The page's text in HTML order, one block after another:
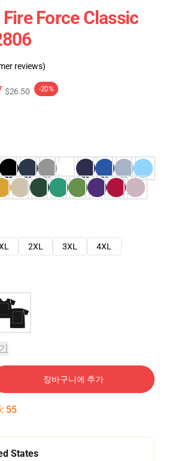
Force Classic
reviews)
$26.50 -20%
2XL 3XL
4XL
장바구니에 추가
: 54
States